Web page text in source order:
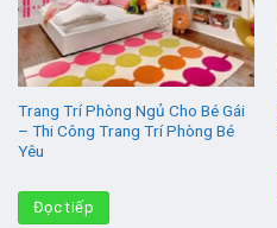
Trang Trí Phòng Ngủ Cho Bé Gái
– Thi Công Trang Trí Phòng Bé
Yêu
Đọc tiếp